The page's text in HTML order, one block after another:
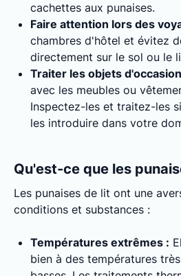
cachettes aux punaises.
Faire attention lors des
chambres d'hôtel et évitez
directement sur le sol ou le
Traiter les objets
avec les meubles ou
Inspectez-les et traitez-les
les introduire dans votre
Qu'est-ce que les
Les punaises de lit ont une
conditions et substances :
Températures extrêmes :
bien à des températures